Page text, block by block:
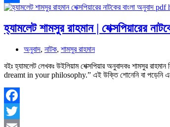
Share
হ্যামলেট শামসুর রাহমান | শেক্সপিয়ারের
অনুবাদ, নাটক, শামসুর রাহমান
বইঃ হ্যামলেট লেখকঃ উইলিয়াম শেক্সপিয়ার অনুবাদকঃ শামসুর
dreamt in your philosophy.” এই উক্তি শোনেনি বা পড়েনি
Facebook